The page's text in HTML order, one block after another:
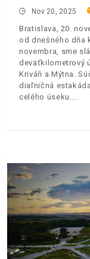
Nov 20, 2025
Bratislava, 20.
od dnešného dňa
novembra, sme
deväťkilometrový
Kriváň a Mýtna.
diaľničná
celého úseku.